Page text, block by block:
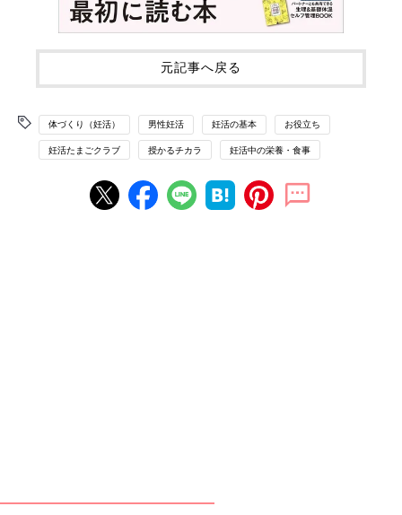
元記事へ戻る
体づくり（妊活） 男性妊活 妊活の基本 お役立ち
妊活たまごクラブ 授かるチカラ 妊活中の栄養・食事